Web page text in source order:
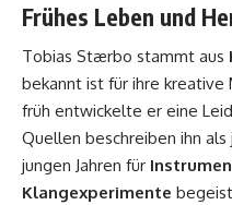
Frühes Leben und
Tobias Stærbo stammt aus
bekannt ist für ihre kreative
früh entwickelte er eine
Quellen beschreiben ihn als
jungen Jahren für
Klangexperimente